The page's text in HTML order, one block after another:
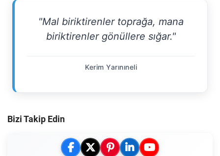
"Mal biriktirenler toprağa, mana
biriktirenler gönüllere sığar."
Kerim Yarınıneli
Bizi Takip Edin